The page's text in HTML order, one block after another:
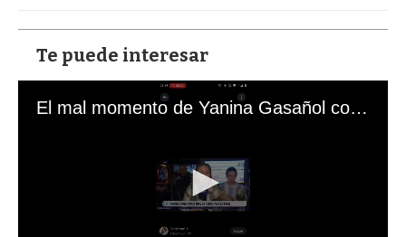
Te puede interesar
El mal momento de Yanina Gasañol con un hincha argentino en "Subrayado"